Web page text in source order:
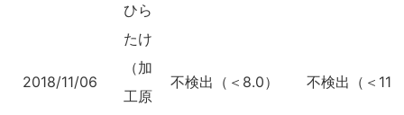
2018/11/06
ひら
たけ
（加
工原
不検出（＜8.0） 不検出（＜